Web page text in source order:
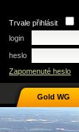
Trvale přihlásit
login
heslo
Zapomenuté heslo
Gold WG